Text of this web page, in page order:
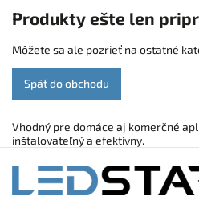
Produkty ešte len
Môžete sa ale pozrieť na ostatné
Späť do obchodu
Vhodný pre domáce aj komerčné
inštalovateľný a efektívny.